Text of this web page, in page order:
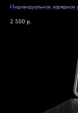
Индивидуальное зарядное
2 500 р.